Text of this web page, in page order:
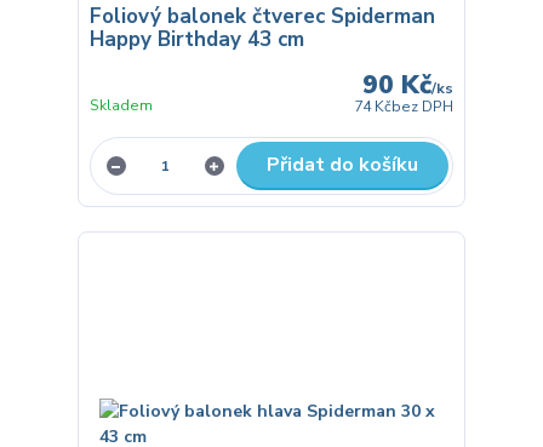
Foliový balonek čtverec Spiderman
Happy Birthday 43 cm
90 Kč/ks
74 Kčbez DPH
Skladem
Přidat do košíku